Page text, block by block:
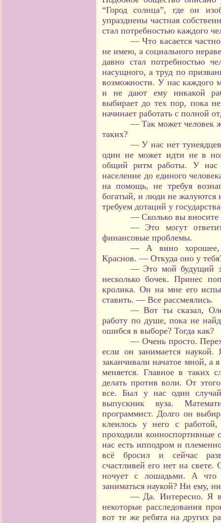
“Город солнца”, где он
упразднены частная
стал потребностью каждого
— Что касается
не имею, а социального
давно стал потребностью
насущного, а труд по
возможности. У нас каждого
и не дают ему никакой
выбирает до тех пор, пока
начинает работать с полной
— Так может человек
таких?
— У нас нет
один не может идти не в
общий ритм работы. У нас
население до единого
на помощь, не требуя
богатый, и люди не
требуем дотаций у
— Сколько вы вносите
— Это могут
финансовые проблемы.
— А вино хорошее,
Краснов. — Откуда оно у
— Это мой будущий
несколько бочек. Принес
кролика. Он на мне его
ставить. — Все рассмеялись.
— Вот ты сказал,
работу по душе, пока не
ошибся в выборе? Тогда как?
— Очень просто.
если он занимается
заканчивали начатое мной, а
меняется. Главное в таких
делать против воли. От
все. Был у нас один
выпускник вуза.
программист. Долго он
клеилось у него с
проходили конноспортивные
нас есть ипподром и
всё бросил и сейчас
счастливей его нет на
ночует с лошадьми. А
заниматься наукой? Ни ему,
— Да. Интересно. Я
некоторые расследования
вот те же ребята на других